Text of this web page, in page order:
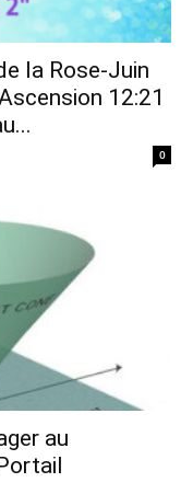
la Rose-Juin
12:21
0
au